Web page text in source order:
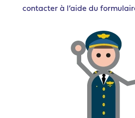
contacter à l’aide du